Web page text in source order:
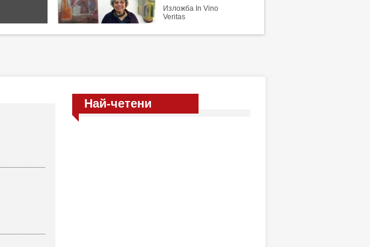
Изложба In Vino
Veritas
Най-четени